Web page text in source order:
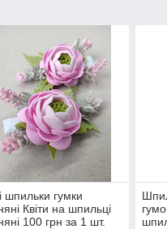
шпильки гумки
Квіти на шпильці
100 грн за 1 шт.